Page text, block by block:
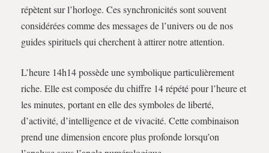
répètent sur l’horloge. Ces synchronicités sont souvent
considérées comme des messages de l’univers ou de nos
guides spirituels qui cherchent à attirer notre attention.
L’heure 14h14 possède une symbolique particulièrement
riche. Elle est composée du chiffre 14 répété pour l’heure et
les minutes, portant en elle des symboles de liberté,
d’activité, d’intelligence et de vivacité. Cette combinaison
prend une dimension encore plus profonde lorsqu’on